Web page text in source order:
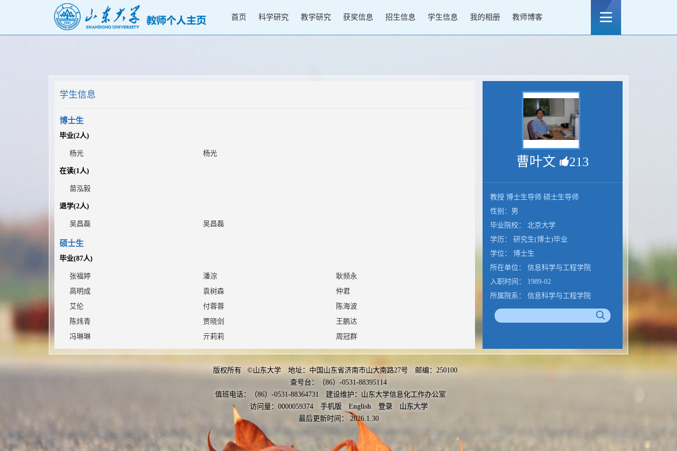
首页 科学研究 教学研究 获奖信息 招生信息 学生信息 我的相册 教师博客
学生信息
博士生
毕业(2人)
杨光 杨光
在读(1人)
苗泓毅
退学(2人)
吴昌磊 吴昌磊
硕士生
毕业(87人)
张福婷 潘淙
耿频永
高明成
袁树森
仲君
艾伦
付蓉蓉
陈海波
陈炜青
贾晓剑
王鹏达
冯琳琳
亓莉莉
周冠群
郭润东
王振
曹迎军
任倩慧
康琳
李吉宗
岳淑敏
马超
蒋友军 刘君
曹叶文 213
教授 博士生导师 硕士生导师
性别：男
毕业院校： 北京大学
学历： 研究生(博士)毕业
学位： 博士生
所在单位： 信息科学与工程学院
入职时间： 1989-02
所属院系： 信息科学与工程学院
办公地点： 山东省青岛市即墨滨海路72
山东大学信息与工程学院
版权所有 ©山东大学 地址：中国山东省济南市山大南路27号 邮编：250100
查号台：（86）-0531-88395114
值班电话：（86）-0531-88364731 建设维护：山东大学信息化工作办公室
访问量： 0000059374 手机版 English 登录
山东大学
最后更新时间： 2026.1.30